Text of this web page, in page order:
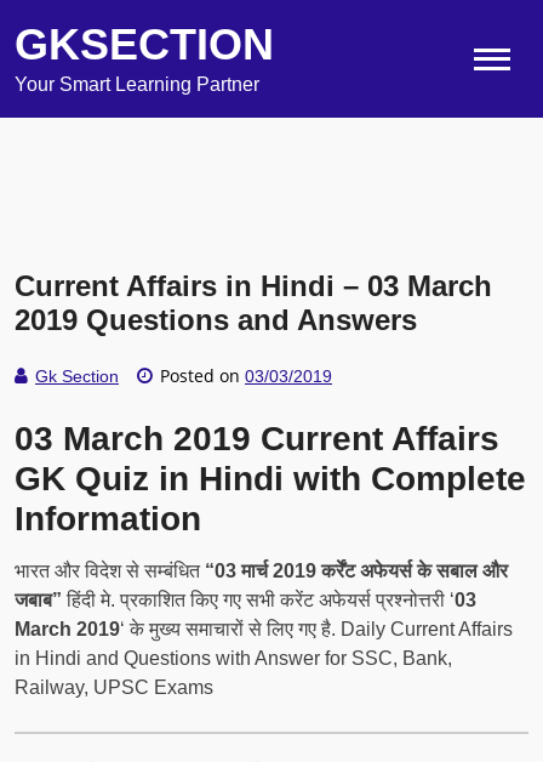
GKSECTION
Your Smart Learning Partner
Current Affairs in Hindi – 03 March
2019 Questions and Answers
Gk Section Posted on 03/03/2019
03 March 2019 Current Affairs
GK Quiz in Hindi with Complete
Information
भारत और विदेश से सम्बंधित “03 मार्च 2019 कर्रेंट अफेयर्स के सबाल और
जबाब” हिंदी मे. प्रकाशित किए गए सभी करेंट अफेयर्स प्रश्नोत्तरी ‘03
March 2019‘ के मुख्य समाचारों से लिए गए है. Daily Current Affairs
in Hindi and Questions with Answer for SSC, Bank,
Railway, UPSC Exams